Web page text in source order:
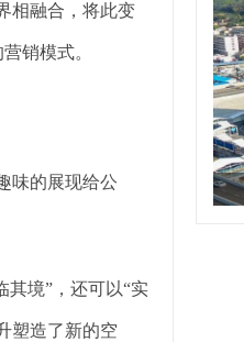
相融合，将此变
销模式。
味的展现给公
其境”，还可以“实
塑造了新的空